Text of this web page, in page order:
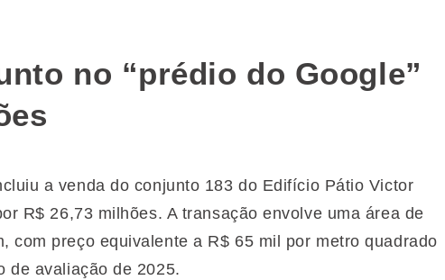
no “prédio do Google”
a venda do conjunto 183 do Edifício Pátio Victor
R$ 26,73 milhões. A transação envolve uma área de
com preço equivalente a R$ 65 mil por metro quadrado
de avaliação de 2025.